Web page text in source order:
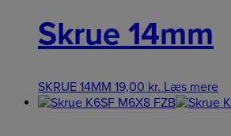
Skrue 14mm
SKRUE 14MM 19,00 kr. Læs mere